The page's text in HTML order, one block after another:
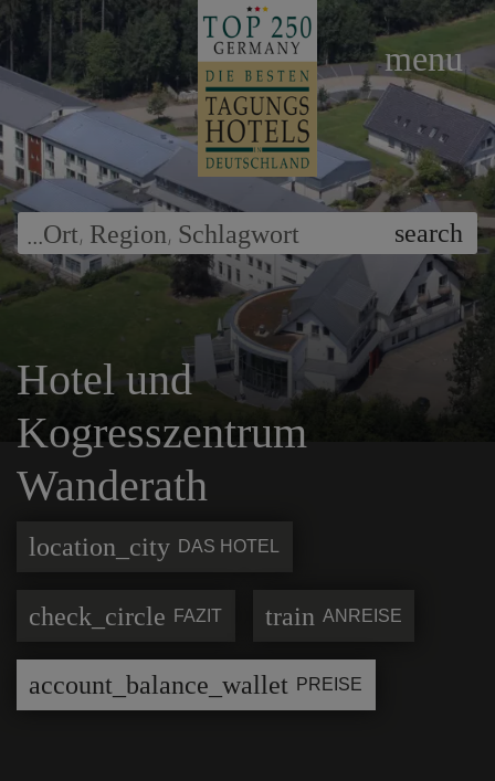
Ort, Region, Schlagwort search
menu
Hotel und
Kogresszentrum
Wanderath
location_city DAS HOTEL
check_circle FAZIT train ANREISE
account_balance_wallet PREISE